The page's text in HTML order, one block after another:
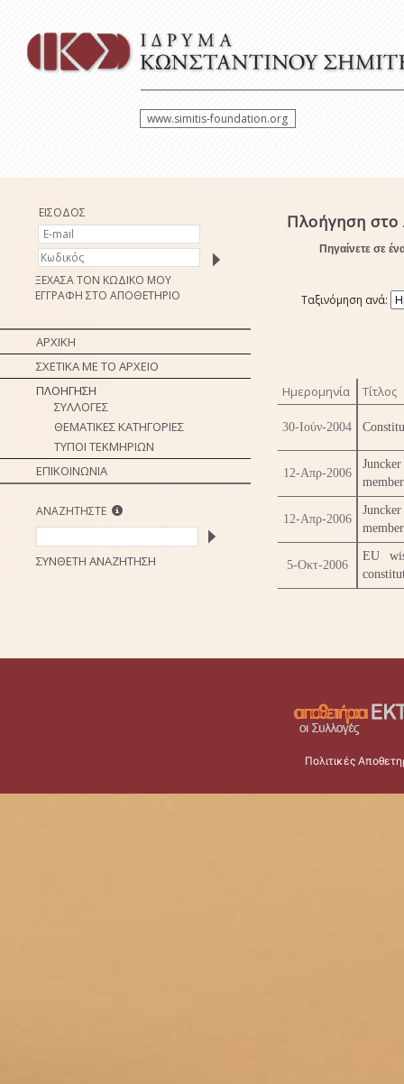
www.simitis-foundation.org
ΕΙΣΟΔΟΣ
ΞΕΧΑΣΑ ΤΟΝ ΚΩΔΙΚΟ ΜΟΥ
ΕΓΓΡΑΦΗ ΣΤΟ ΑΠΟΘΕΤΗΡΙΟ
ΑΡΧΙΚΗ
ΣΧΕΤΙΚΑ ΜΕ ΤΟ ΑΡΧΕΙΟ
ΠΛΟΗΓΗΣΗ
ΣΥΛΛΟΓΕΣ
ΘΕΜΑΤΙΚΕΣ ΚΑΤΗΓΟΡΙΕΣ
ΤΥΠΟΙ ΤΕΚΜΗΡΙΩΝ
ΕΠΙΚΟΙΝΩΝΙΑ
ΑΝΑΖΗΤΗΣΤΕ
ΣΥΝΘΕΤΗ ΑΝΑΖΗΤΗΣΗ
Πλοήγηση
Πηγαίνετε σε
Ταξινόμηση ανά:
Ημερομηνία Τίτλος
30-Ιούν-2004
12-Απρ-2006
12-Απρ-2006
5-Οκτ-2006
EU